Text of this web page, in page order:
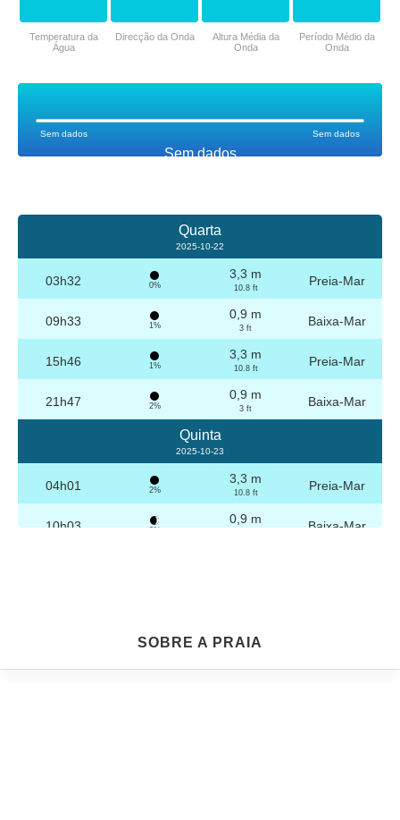
Sem dados
Sem dados Sem dados
Temperatura da
Água
Direcção da Onda
Altura Média da
Onda
Período Médio da
Onda
Quarta
2025-10-22
03h32 0%
3,3 m
10.8 ft Preia-Mar
09h33 1%
0,9 m
3 ft Baixa-Mar
15h46 1%
3,3 m
10.8 ft Preia-Mar
21h47 2%
0,9 m
3 ft Baixa-Mar
Quinta
2025-10-23
04h01 2%
3,3 m
10.8 ft Preia-Mar
10h03 3%
0,9 m Baixa-Mar
Sexta
SOBRE A PRAIA